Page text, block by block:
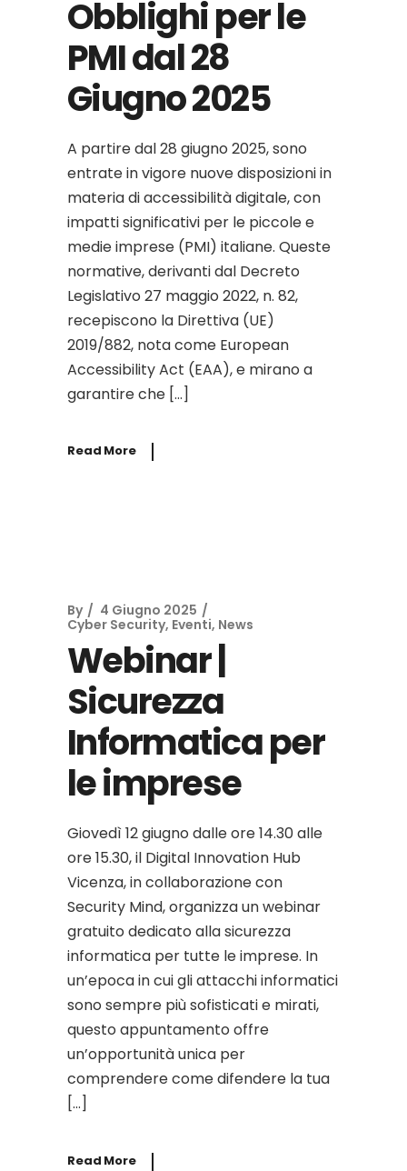
Obblighi per le
PMI dal 28
Giugno 2025
A partire dal 28 giugno 2025, sono
entrate in vigore nuove disposizioni in
materia di accessibilità digitale, con
impatti significativi per le piccole e
medie imprese (PMI) italiane. Queste
normative, derivanti dal Decreto
Legislativo 27 maggio 2022, n. 82,
recepiscono la Direttiva (UE)
2019/882, nota come European
Accessibility Act (EAA), e mirano a
garantire che […]
Read More
By
4 Giugno 2025
Cyber Security, Eventi, News
Webinar |
Sicurezza
Informatica per
le imprese
Giovedì 12 giugno dalle ore 14.30 alle
ore 15.30, il Digital Innovation Hub
Vicenza, in collaborazione con
Security Mind, organizza un webinar
gratuito dedicato alla sicurezza
informatica per tutte le imprese. In
un’epoca in cui gli attacchi informatici
sono sempre più sofisticati e mirati,
questo appuntamento offre
un’opportunità unica per
comprendere come difendere la tua
[…]
Read More